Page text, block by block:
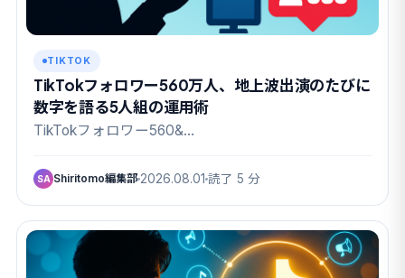
TIKTOK
TikTokフォロワー560万人、地上波出演のたびに
数字を語る5人組の運用術
TikTokフォロワー560&…
SA Shiritomo編集部 2026.08.01 読了 5 分